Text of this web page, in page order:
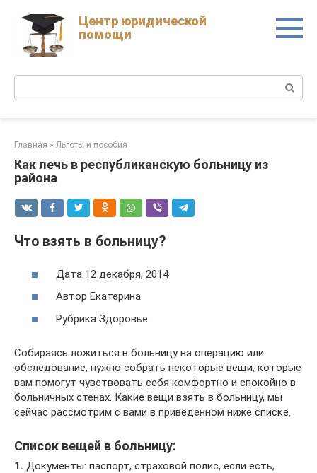
content
Центр юридической
помощи
Главная » Льготы и пособия
Как лечь в республиканскую больницу из
района
Что взять в больницу?
Дата 12 декабря, 2014
Автор Екатерина
Рубрика Здоровье
Собираясь ложиться в больницу на операцию или
обследование, нужно собрать некоторые вещи, которые
вам помогут чувствовать себя комфортно и спокойно в
больничных стенах. Какие вещи взять в больницу, мы
сейчас рассмотрим с вами в приведенном ниже списке.
Список вещей в больницу:
1. Документы: паспорт, страховой полис, если есть,